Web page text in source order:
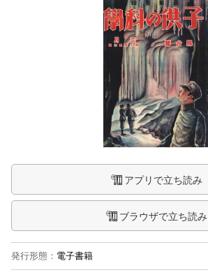
アプリで立ち読み
ブラウザで立ち読み
発行形態 ： 電子書籍